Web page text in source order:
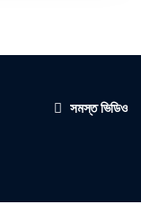
সমস্ত ভিডিও